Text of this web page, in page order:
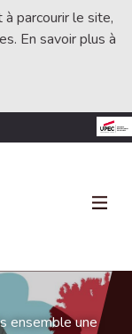
parcourir le site,
En savoir plus à
ensemble une